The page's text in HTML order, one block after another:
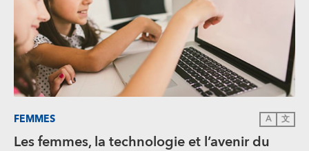
FEMMES A 文
Les femmes, la technologie et l’avenir du